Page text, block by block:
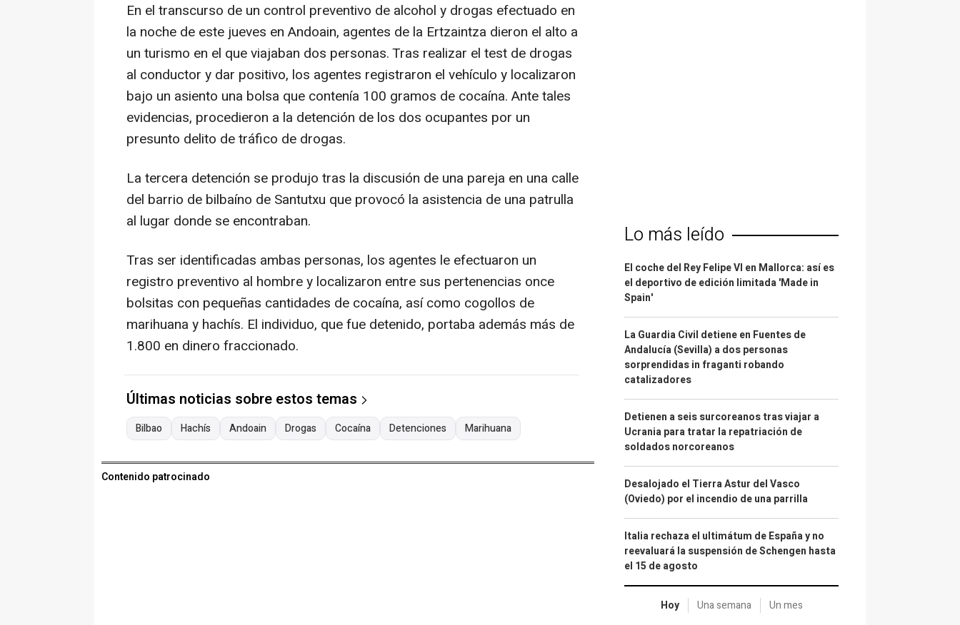
En el transcurso de un control preventivo de alcohol y drogas efectuado en
la noche de este jueves en Andoain, agentes de la Ertzaintza dieron el alto a
un turismo en el que viajaban dos personas. Tras realizar el test de drogas
al conductor y dar positivo, los agentes registraron el vehículo y localizaron
bajo un asiento una bolsa que contenía 100 gramos de cocaína. Ante tales
evidencias, procedieron a la detención de los dos ocupantes por un
presunto delito de tráfico de drogas.
La tercera detención se produjo tras la discusión de una pareja en una calle
del barrio de bilbaíno de Santutxu que provocó la asistencia de una patrulla
al lugar donde se encontraban.
Tras ser identificadas ambas personas, los agentes le efectuaron un
registro preventivo al hombre y localizaron entre sus pertenencias once
bolsitas con pequeñas cantidades de cocaína, así como cogollos de
marihuana y hachís. El individuo, que fue detenido, portaba además más de
1.800 en dinero fraccionado.
Últimas noticias sobre estos temas
Bilbao Hachís Andoain Drogas Cocaína Detenciones Marihuana
Contenido patrocinado
Lo más leído
El coche del Rey Felipe VI en Mallorca: así es
el deportivo de edición limitada 'Made in
Spain'
La Guardia Civil detiene en Fuentes de
Andalucía (Sevilla) a dos personas
sorprendidas in fraganti robando
catalizadores
Detienen a seis surcoreanos tras viajar a
Ucrania para tratar la repatriación de
soldados norcoreanos
Desalojado el Tierra Astur del Vasco
(Oviedo) por el incendio de una parrilla
Italia rechaza el ultimátum de España y no
reevaluará la suspensión de Schengen hasta
el 15 de agosto
Hoy Una semana Un mes